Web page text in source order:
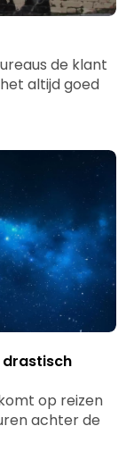
de klant
altijd goed
drastisch
op reizen
achter de